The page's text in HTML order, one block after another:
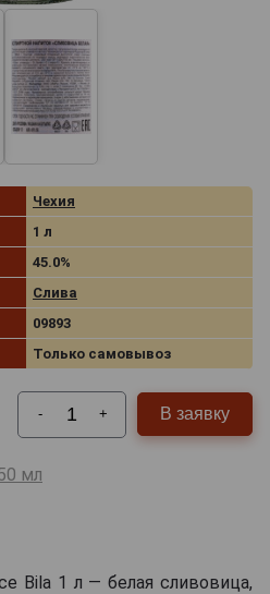
Чехия
1 л
45.0%
Слива
09893
Только самовывоз
- + В заявку
мл
Bila 1 л — белая сливовица,